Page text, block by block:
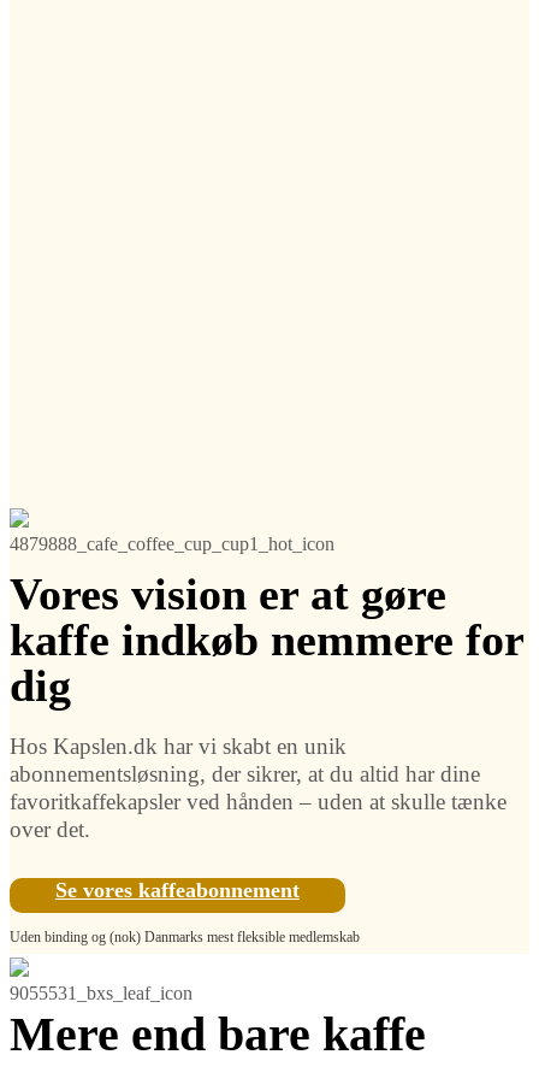
Vores vision er at gøre
kaffe indkøb nemmere for
dig
Hos Kapslen.dk har vi skabt en unik
abonnementsløsning, der sikrer, at du altid har dine
favoritkaffekapsler ved hånden – uden at skulle tænke
over det.
Se vores kaffeabonnement
Uden binding og (nok) Danmarks mest fleksible medlemskab
Mere end bare kaffe